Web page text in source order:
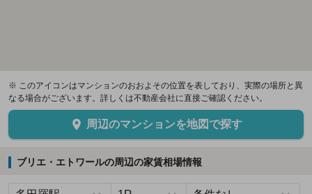
※ このアイコンはマンションのおおよその位置を表しており、実際の場所と異
なる場合がございます。詳しくは不動産会社に直接ご確認ください。
周辺のマンションを地図で探す
ブリエ・エトワールの周辺の家賃相場情報